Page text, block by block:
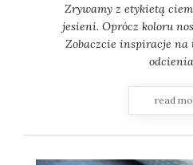
Zrywamy z etykietą
jesieni. Oprócz koloru
Zobaczcie inspiracje na
read